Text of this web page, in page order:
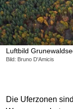
Luftbild
Bild: Bruno D'Amicis
Die Uferzonen